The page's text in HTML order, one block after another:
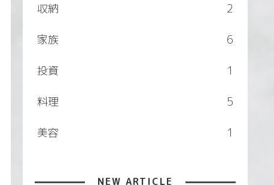
収納 2
家族 6
投資 1
料理 5
美容 1
NEW ARTICLE